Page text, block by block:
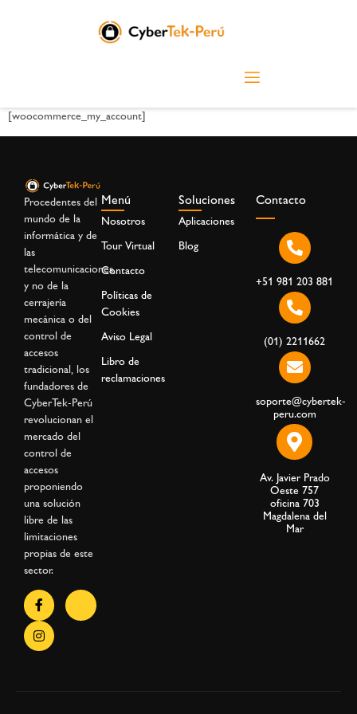
[woocommerce_my_account]
Procedentes del
mundo de la
informática y de
las
telecomunicaciones,
y no de la
cerrajería
mecánica o del
control de
accesos
tradicional, los
fundadores de
CyberTek-Perú
revolucionan el
mercado del
control de
accesos
proponiendo
una solución
libre de las
limitaciones
propias de este
sector.
Menú
Nosotros
Tour Virtual
Contacto
Políticas de
Cookies
Aviso Legal
Libro de
reclamaciones
Soluciones
Aplicaciones
Blog
Contacto
+51 981 203 881
(01) 2211662
soporte@cybertek-
peru.com
Av. Javier Prado
Oeste 757
oficina 703
Magdalena del
Mar